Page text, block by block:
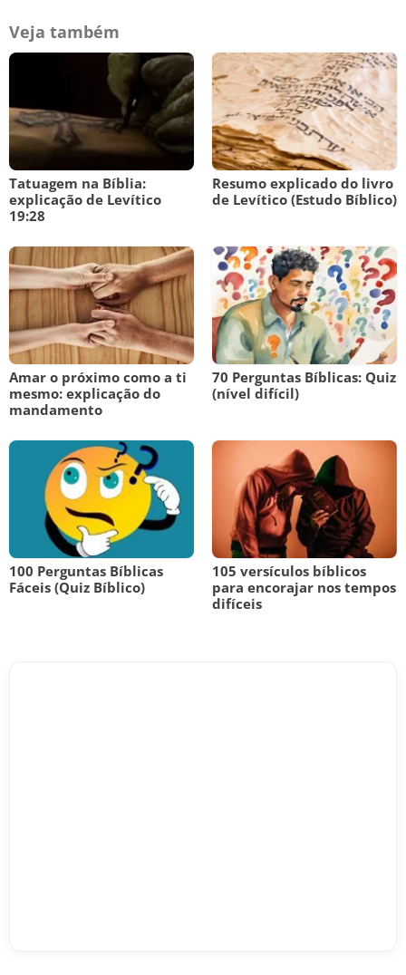
Veja também
Tatuagem na Bíblia:
explicação de Levítico
19:28
Resumo explicado do livro
de Levítico (Estudo Bíblico)
Amar o próximo como a ti
mesmo: explicação do
mandamento
70 Perguntas Bíblicas: Quiz
(nível difícil)
100 Perguntas Bíblicas
Fáceis (Quiz Bíblico)
105 versículos bíblicos
para encorajar nos tempos
difíceis